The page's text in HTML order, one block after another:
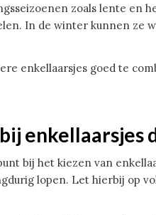
zoals lente en
In de winter kunnen ze
enkellaarsjes goed te
enkellaarsjes
bij het kiezen van
lopen. Let hierbij op